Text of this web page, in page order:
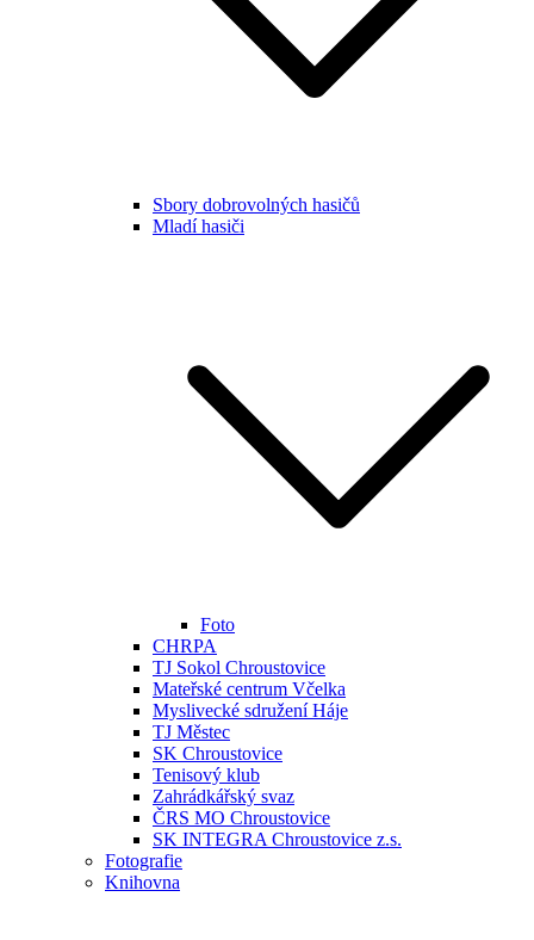
Sbory dobrovolných hasičů
Mladí hasiči
Foto
CHRPA
TJ Sokol Chroustovice
Mateřské centrum Včelka
Myslivecké sdružení Háje
TJ Městec
SK Chroustovice
Tenisový klub
Zahrádkářský svaz
ČRS MO Chroustovice
SK INTEGRA Chroustovice z.s.
Fotografie
Knihovna